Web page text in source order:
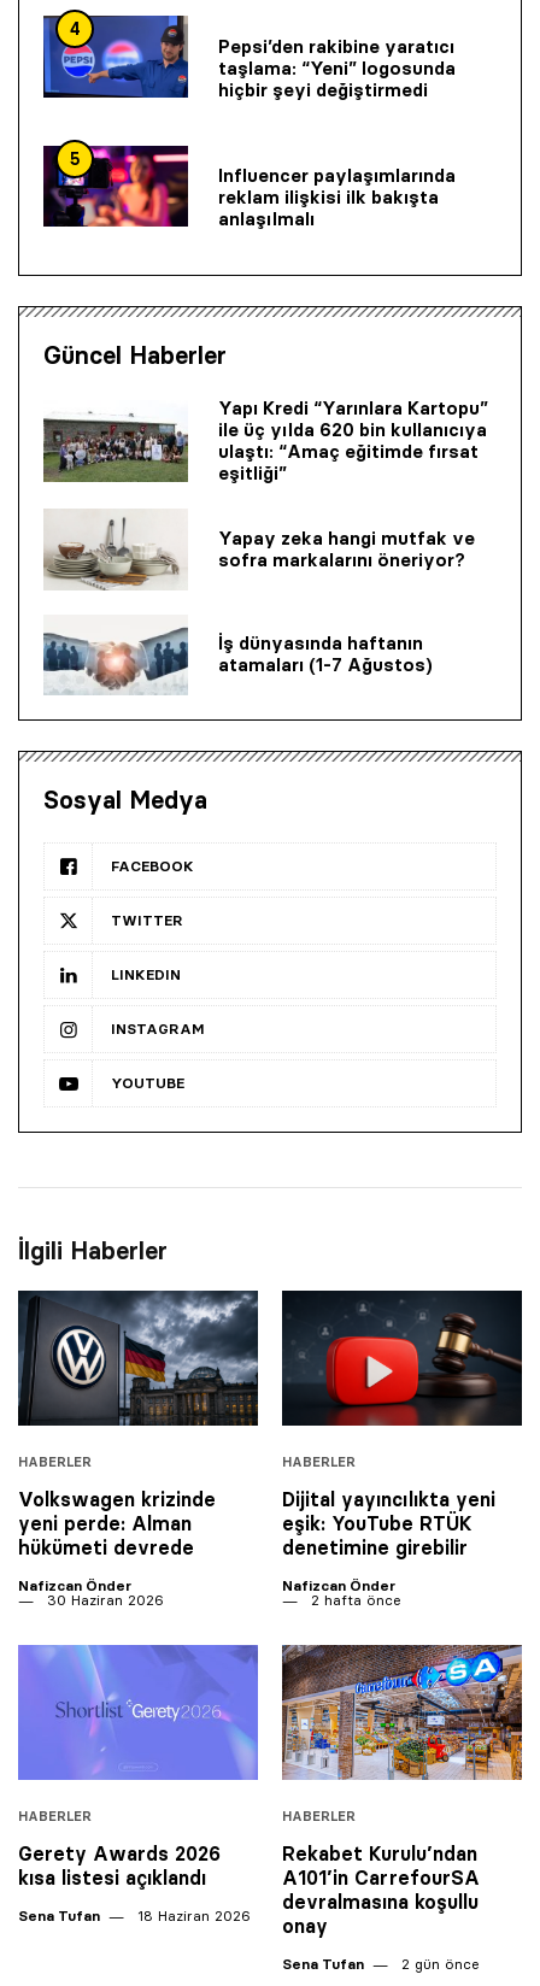
4
Pepsi’den rakibine yaratıcı
taşlama: “Yeni” logosunda
hiçbir şeyi değiştirmedi
5
Influencer paylaşımlarında
reklam ilişkisi ilk bakışta
anlaşılmalı
Güncel Haberler
Yapı Kredi “Yarınlara Kartopu”
ile üç yılda 620 bin kullanıcıya
ulaştı: “Amaç eğitimde fırsat
eşitliği”
Yapay zeka hangi mutfak ve
sofra markalarını öneriyor?
İş dünyasında haftanın
atamaları (1-7 Ağustos)
Sosyal Medya
FACEBOOK
TWITTER
LINKEDIN
INSTAGRAM
YOUTUBE
İlgili Haberler
HABERLER
Volkswagen krizinde
yeni perde: Alman
hükümeti devrede
Nafizcan Önder
30 Haziran 2026
HABERLER
Dijital yayıncılıkta yeni
eşik: YouTube RTÜK
denetimine girebilir
Nafizcan Önder
2 hafta önce
HABERLER
Gerety Awards 2026
kısa listesi açıklandı
Sena Tufan 18 Haziran 2026
HABERLER
Rekabet Kurulu’ndan
A101’in CarrefourSA
devralmasına koşullu
onay
Sena Tufan 2 gün önce